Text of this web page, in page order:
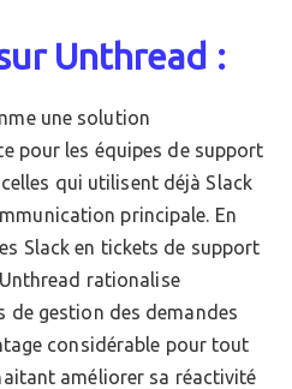
Unthread :
une solution
pour les équipes de support
qui utilisent déjà Slack
principale. En
Slack en tickets de support
rationalise
de gestion des demandes
considérable pour tout
améliorer sa réactivité